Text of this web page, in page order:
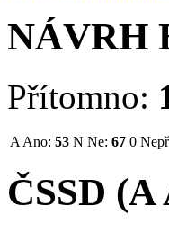
NÁVRH
Přítomno:
A Ano: 53 N Ne: 67 0
ČSSD (A